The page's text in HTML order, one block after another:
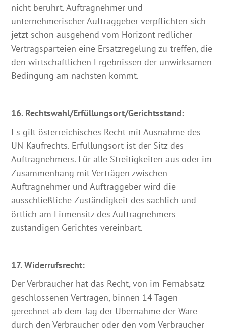
nicht berührt. Auftragnehmer und
unternehmerischer Auftraggeber verpflichten sich
jetzt schon ausgehend vom Horizont redlicher
Vertragsparteien eine Ersatzregelung zu treffen, die
den wirtschaftlichen Ergebnissen der unwirksamen
Bedingung am nächsten kommt.
16. Rechtswahl/Erfüllungsort/Gerichtsstand:
Es gilt österreichisches Recht mit Ausnahme des
UN-Kaufrechts. Erfüllungsort ist der Sitz des
Auftragnehmers. Für alle Streitigkeiten aus oder im
Zusammenhang mit Verträgen zwischen
Auftragnehmer und Auftraggeber wird die
ausschließliche Zuständigkeit des sachlich und
örtlich am Firmensitz des Auftragnehmers
zuständigen Gerichtes vereinbart.
17. Widerrufsrecht:
Der Verbraucher hat das Recht, von im Fernabsatz
geschlossenen Verträgen, binnen 14 Tagen
gerechnet ab dem Tag der Übernahme der Ware
durch den Verbraucher oder den vom Verbraucher